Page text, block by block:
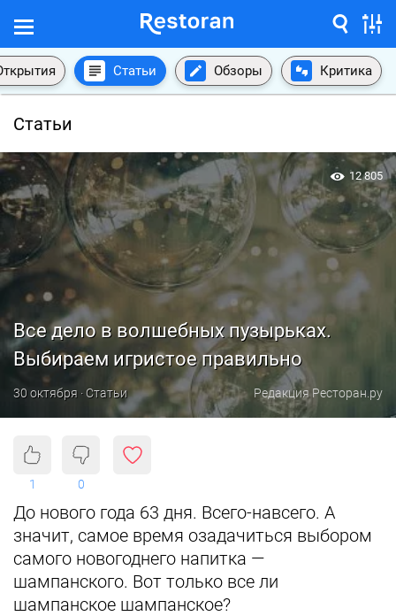
Статьи Обзоры Критика
Статьи
Все дело в волшебных пузырьках.
Выбираем игристое правильно
30 октября · Статьи Редакция Ресторан.ру
12 805
1 0
До нового года 63 дня. Всего-навсего. А
значит, самое время озадачиться выбором
самого новогоднего напитка —
шампанского. Вот только все ли
шампанское шампанское?